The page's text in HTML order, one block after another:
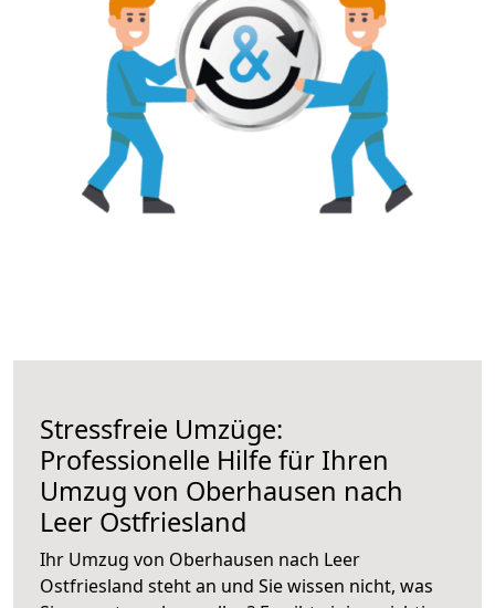
Stressfreie Umzüge:
Professionelle Hilfe für Ihren
Umzug von Oberhausen nach
Leer Ostfriesland
Ihr Umzug von Oberhausen nach Leer
Ostfriesland steht an und Sie wissen nicht, was